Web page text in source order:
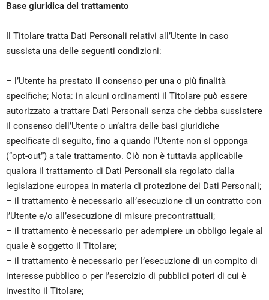
Base giuridica del trattamento
Il Titolare tratta Dati Personali relativi all’Utente in caso
sussista una delle seguenti condizioni:
– l’Utente ha prestato il consenso per una o più finalità
specifiche; Nota: in alcuni ordinamenti il Titolare può essere
autorizzato a trattare Dati Personali senza che debba sussistere
il consenso dell’Utente o un’altra delle basi giuridiche
specificate di seguito, fino a quando l’Utente non si opponga
(“opt-out”) a tale trattamento. Ciò non è tuttavia applicabile
qualora il trattamento di Dati Personali sia regolato dalla
legislazione europea in materia di protezione dei Dati Personali;
– il trattamento è necessario all’esecuzione di un contratto con
l’Utente e/o all’esecuzione di misure precontrattuali;
– il trattamento è necessario per adempiere un obbligo legale al
quale è soggetto il Titolare;
– il trattamento è necessario per l’esecuzione di un compito di
interesse pubblico o per l’esercizio di pubblici poteri di cui è
investito il Titolare;